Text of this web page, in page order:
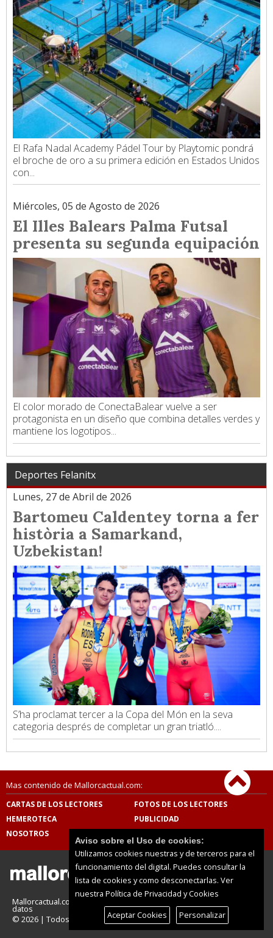
El Rafa Nadal Academy Pádel Tour by Playtomic pondrá
el broche de oro a su primera edición en Estados Unidos
con...
Miércoles, 05 de Agosto de 2026
El Illes Balears Palma Futsal
presenta su segunda equipación
El color morado de ConectaBalear vuelve a ser
protagonista en un diseño que combina detalles verdes y
mantiene los logotipos...
Deportes Felanitx
Lunes, 27 de Abril de 2026
Bartomeu Caldentey torna a fer
història a Samarkand,
Uzbekistan!
S’ha proclamat tercer a la Copa del Món en la seva
categoria després de completar un gran triatló....
Mas contenido de Mallorcactual.com:
CARTAS DE LOS LECTORES
FOTOS DE LOS LECTORES
HEMEROTECA
PUBLICIDAD
NOSOTROS
Mallorcactual.com | Protección de
datos
© 2026 | Todos los derechos reservados
Aviso sobre el Uso de cookies:
Utilizamos cookies nuestras y de terceros para el
funcionamiento del digital. Puedes consultar la
lista de cookies y como desconectarlas. Ver
nuestra Política de Privacidad y Cookies
Aceptar Cookies
Personalizar